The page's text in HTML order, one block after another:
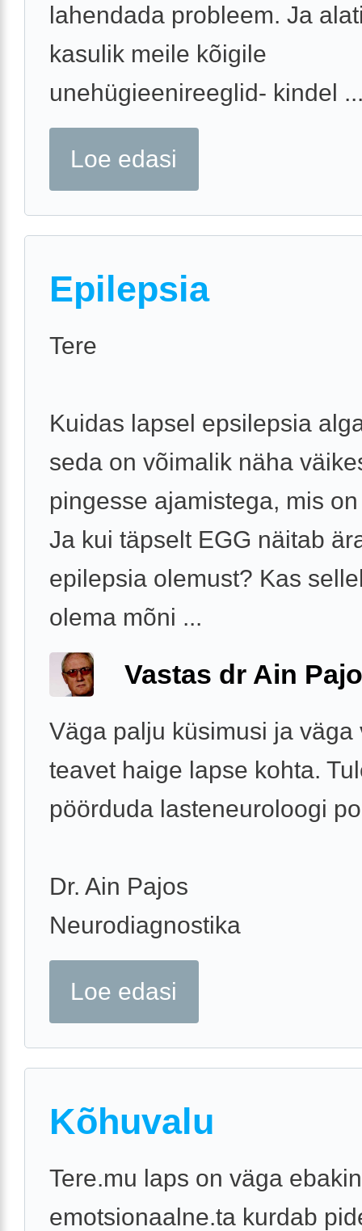
lahendada probleem. Ja
kasulik meile kõigile
unehügieenireeglid- kindel
Loe edasi
Epilepsia
Tere
Kuidas lapsel epsilepsia
seda on võimalik näha
pingesse ajamistega, mis
Ja kui täpselt EGG näitab
epilepsia olemust? Kas
olema mõni ...
Vastas dr Ain
Väga palju küsimusi ja väga
teavet haige lapse kohta.
pöörduda lasteneuroloogi
Dr. Ain Pajos
Neurodiagnostika
Loe edasi
Kõhuvalu
Tere.mu laps on väga
emotsionaalne.ta kurdab